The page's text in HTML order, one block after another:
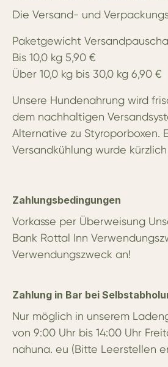
Die Versand- und
Paketgewicht
Bis 10,0 kg 5,90 €
Über 10,0 kg bis 30,0 kg 6,90 €
Unsere Hundenahrung wird
dem nachhaltigen
Alternative zu Styroporboxen.
Versandkühlung wurde
Zahlungsbedingungen
Vorkasse per Überweisung
Bank Rottal Inn
Verwendungszweck an!
Zahlung in Bar bei
Nur möglich in unserem
von 9:00 Uhr bis 14:00 Uhr
nahuna. eu (Bitte Leerstellen